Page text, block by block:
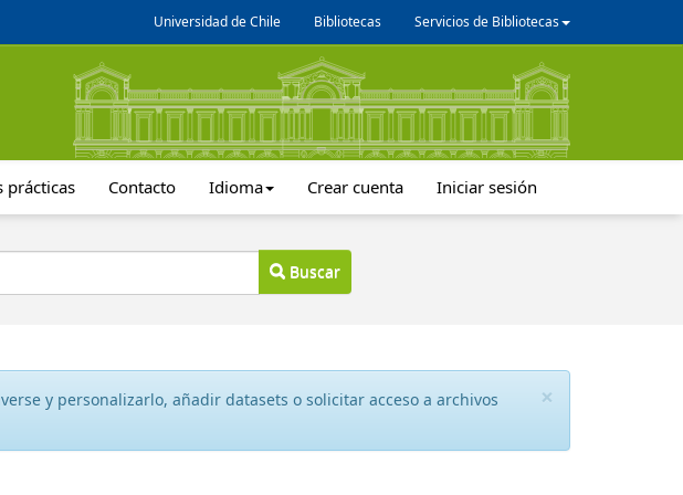
Universidad de Chile Bibliotecas Servicios de Bibliotecas
prácticas Contacto Idioma Crear cuenta Iniciar sesión
Buscar
×
y personalizarlo, añadir datasets o solicitar acceso a archivos